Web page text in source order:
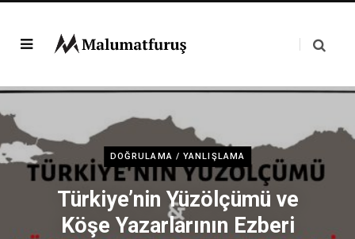
DOĞRULAMA / YANLIŞLAMA
Türkiye’nin Yüzölçümü ve
Köşe Yazarlarının Ezberi